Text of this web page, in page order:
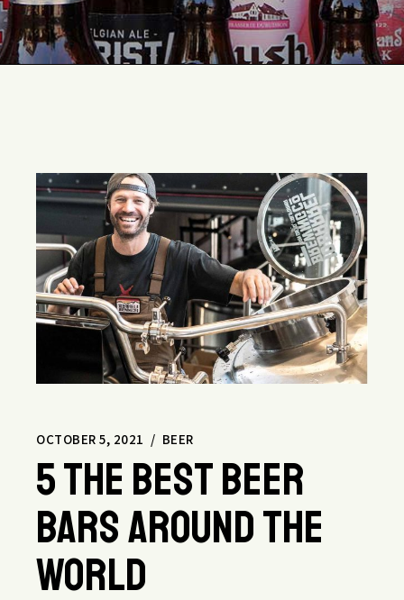
OCTOBER 5, 2021 BEER
5 The best beer
bars around the
World